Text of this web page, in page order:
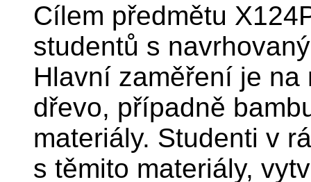
Cílem předmětu
studentů s
Hlavní zaměření je
dřevo, případně
materiály. Studenti v
s těmito materiály,